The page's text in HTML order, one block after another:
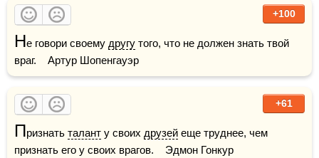
+100
Не говори своему другу того, что не должен знать твой
враг.    Артур Шопенгауэр
+61
Признать талант у своих друзей еще труднее, чем
признать его у своих врагов.    Эдмон Гонкур